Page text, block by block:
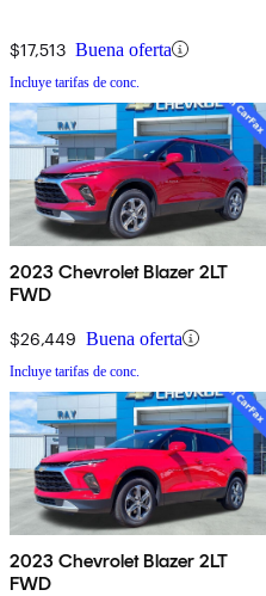
$17,513 Buena oferta
Incluye tarifas de conc.
2023 Chevrolet Blazer 2LT
FWD
$26,449 Buena oferta
Incluye tarifas de conc.
2023 Chevrolet Blazer 2LT
FWD